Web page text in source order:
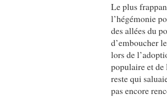
Le plus
l’hégémonie
des allées du
d’emboucher
lors de
populaire et de
reste qui
pas encore